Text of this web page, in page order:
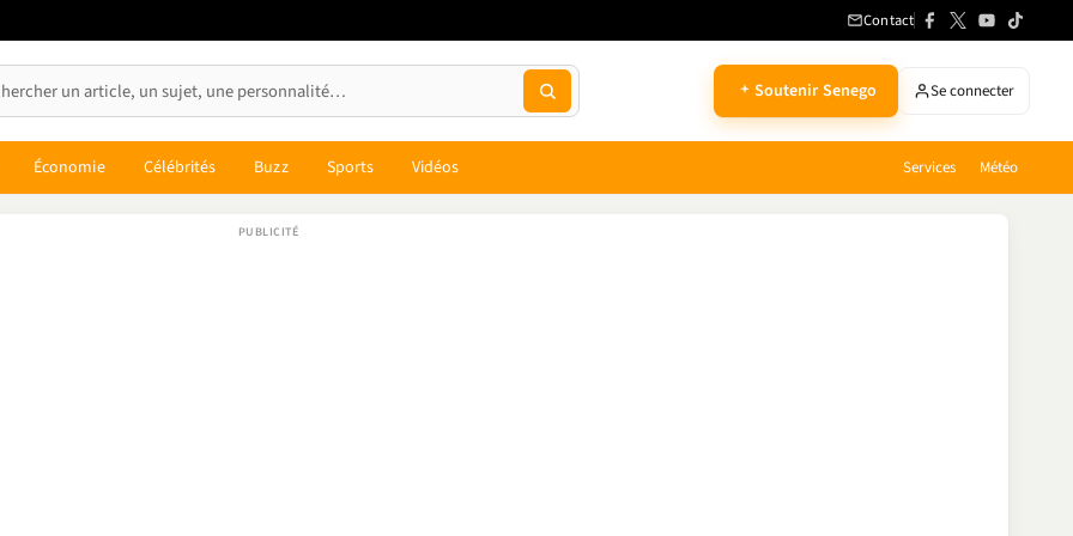
Contact
Soutenir Senego Se connecter
Économie Célébrités Buzz Sports Vidéos Services Météo